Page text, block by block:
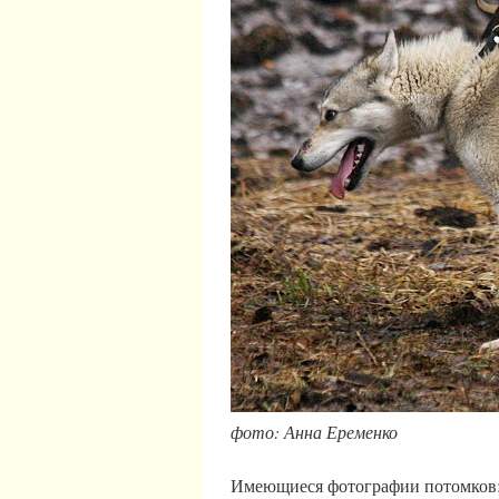
фото: Анна Еременко
Имеющиеся фотографии